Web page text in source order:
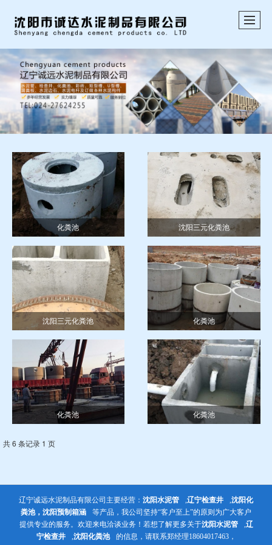
化粪池 沈阳三元化粪池
沈阳三元化粪池 化粪池
化粪池 化粪池
共 6 条记录 1 页
辽宁诚远水泥制品有限公司主要经营： 沈阳水泥管 ,辽宁检查井 ,沈阳化
粪池，沈阳预制箱涵
等产品，我公司坚持“客户至上”的原则为广大客户
提供专业的服务。欢迎来电洽谈业务！若想了解更多关于沈阳水泥管 ,辽
宁检查井
,沈阳化粪池
的信息，请联系郑经理18604017463，